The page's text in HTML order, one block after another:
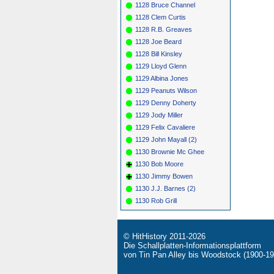
1128 Bruce Channel
1128 Clem Curtis
1128 R.B. Greaves
1128 Joe Beard
1128 Bill Kinsley
1129 Lloyd Glenn
1129 Albina Jones
1129 Peanuts Wilson
1129 Denny Doherty
1129 Jody Miller
1129 Felix Cavaliere
1129 John Mayall (2)
1130 Brownie Mc Ghee
1130 Bob Moore
1130 Jimmy Bowen
1130 J.J. Barnes (2)
1130 Rob Grill
© HitHistory 2011-2026
Die Schallplatten-Informationsplattform
von Tin Pan Alley bis Woodstock (1900-